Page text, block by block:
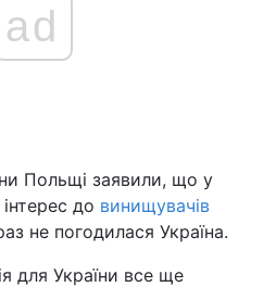
ad
Польщі заявили, що у
до винищувачів
не погодилася Україна.
для України все ще